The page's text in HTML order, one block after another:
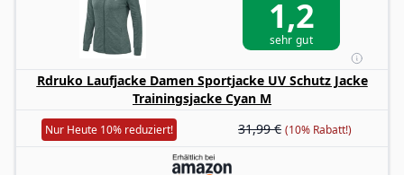
1,2
sehr gut
Rdruko Laufjacke Damen Sportjacke UV Schutz Jacke
Trainingsjacke Cyan M
Nur Heute 10% reduziert! 31,99 € (10% Rabatt!)